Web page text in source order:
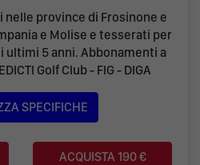
nelle province di Frosinone e
e Molise e tesserati per
ultimi 5 anni. Abbonamenti a
Golf Club - FIG - DIGA
SPECIFICHE
ACQUISTA 190 €